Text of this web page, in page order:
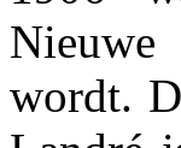
wordt.